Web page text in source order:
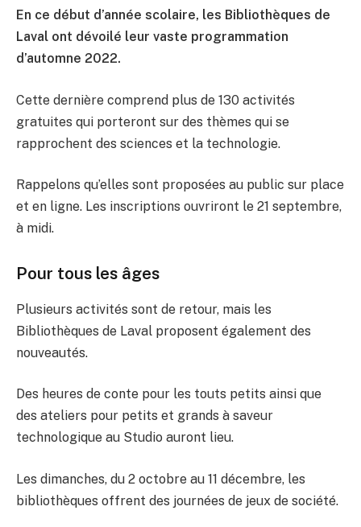
En ce début d’année scolaire, les Bibliothèques de
Laval ont dévoilé leur vaste programmation
d’automne 2022.
Cette dernière comprend plus de 130 activités
gratuites qui porteront sur des thèmes qui se
rapprochent des sciences et la technologie.
Rappelons qu’elles sont proposées au public sur place
et en ligne. Les inscriptions ouvriront le 21 septembre,
à midi.
Pour tous les âges
Plusieurs activités sont de retour, mais les
Bibliothèques de Laval proposent également des
nouveautés.
Des heures de conte pour les touts petits ainsi que
des ateliers pour petits et grands à saveur
technologique au Studio auront lieu.
Les dimanches, du 2 octobre au 11 décembre, les
bibliothèques offrent des journées de jeux de société.